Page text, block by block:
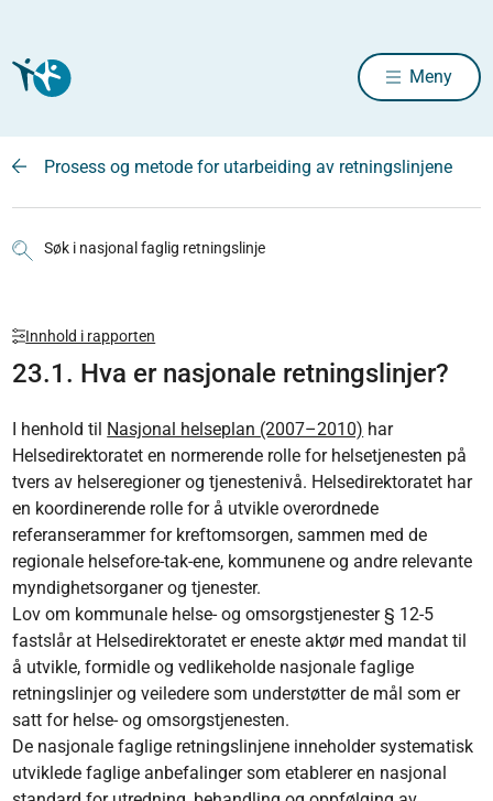
Meny
Prosess og metode for utarbeiding av retningslinjene
Søk i nasjonal faglig retningslinje
Innhold i rapporten
23.1. Hva er nasjonale retningslinjer?
I henhold til Nasjonal helseplan (2007–2010) har
Helsedirektoratet en normerende rolle for helsetjenesten på
tvers av helseregioner og tjenestenivå. Helsedirektoratet har
en koordinerende rolle for å utvikle overordnede
referanserammer for kreftomsorgen, sammen med de
regionale helsefore-tak-ene, kommunene og andre relevante
myndighetsorganer og tjenester.
Lov om kommunale helse- og omsorgstjenester § 12-5
fastslår at Helsedirektoratet er eneste aktør med mandat til
å utvikle, formidle og vedlikeholde nasjonale faglige
retningslinjer og veiledere som understøtter de mål som er
satt for helse- og omsorgstjenesten.
De nasjonale faglige retningslinjene inneholder systematisk
utviklede faglige anbefalinger som etablerer en nasjonal